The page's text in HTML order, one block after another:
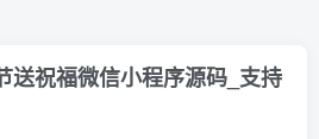
送祝福微信小程序源码_支持